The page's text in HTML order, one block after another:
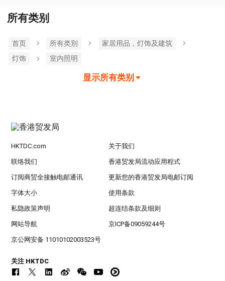
所有类别
首页 所有类別
家居用品，灯饰及建筑
灯饰
室内照明
显示所有类别
HKTDC.com 关于我们
联络我们 香港贸发局流动应用程式
订阅商贸全接触电邮通讯 更新您的香港贸发局电邮订阅
字体大小 使用条款
私隐政策声明 超连结条款及细则
网站导航 京ICP备09059244号
京公网安备 11010102003523号
关注 HKTDC